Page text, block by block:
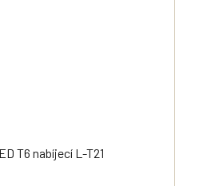
T6 nabíjecí L-T21